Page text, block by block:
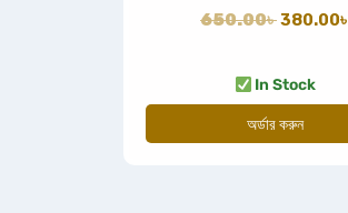
650.00৳380.00৳
In Stock
অর্ডার করুন